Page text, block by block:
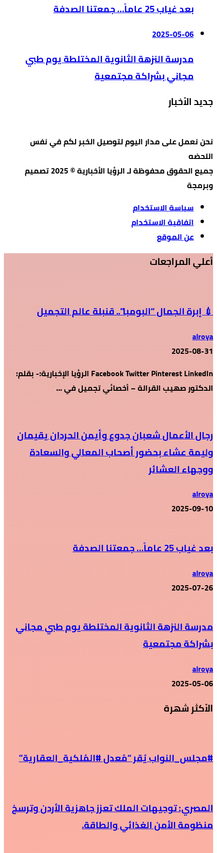
بعد غياب 25 عاماً… جمعتنا الصدفة
2025-05-06
مدرسة النزهة الثانوية المختلطة يوم طبي
مجاني بشراكة مجتمعية
جديد الأخبار
نحن نعمل على مدار اليوم لتوصيل الخبر لكم في نفس
اللحضه
جميع الحقوق محفوظة لـ الرؤيا الأخبارية © 2025 تصميم
وبرمجة
سياسة الاستخدام
اتفاقية الاستخدام
عن الموقع
أعلي المراجعات
💉 إبرة الجمال “البومبا”.. قنبلة عالم التجميل
alroya
2025-08-31
Facebook Twitter Pinterest LinkedIn الرؤيا الإخبارية:- بقلم:
الدكتور صهيب القرالة – أخصائي تجميل في …
رجال الأعمال شعبان جدوع وأيمن الحردان يقيمان
وليمة عشاء بحضور أصحاب المعالي والسعادة
ووجهاء العشائر
alroya
2025-09-10
بعد غياب 25 عاماً… جمعتنا الصدفة
alroya
2025-07-26
مدرسة النزهة الثانوية المختلطة يوم طبي مجاني
بشراكة مجتمعية
alroya
2025-05-06
الأكثر شهرة
#مجلس_النواب يُقر “مُعدل #المُلكية_العقارية”
المصري: توجيهات الملك تعزز جاهزية الأردن وترسخ
منظومة الأمن الغذائي والطاقة.